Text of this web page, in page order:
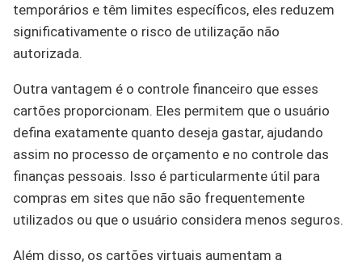
temporários e têm limites específicos, eles reduzem
significativamente o risco de utilização não
autorizada.
Outra vantagem é o controle financeiro que esses
cartões proporcionam. Eles permitem que o usuário
defina exatamente quanto deseja gastar, ajudando
assim no processo de orçamento e no controle das
finanças pessoais. Isso é particularmente útil para
compras em sites que não são frequentemente
utilizados ou que o usuário considera menos seguros.
Além disso, os cartões virtuais aumentam a